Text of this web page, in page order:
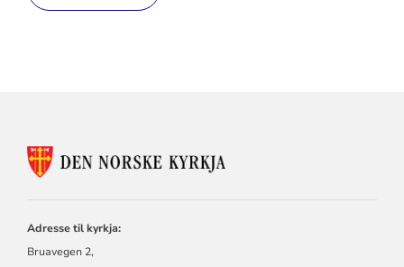
FOR
Adresse til kyrkja:
Bruavegen 2,